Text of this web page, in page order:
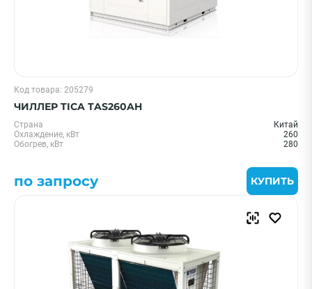
Код товара: 205279
ЧИЛЛЕР TICA TAS260AH
Страна
Китай
Охлаждение, кВт
260
Обогрев, кВт
280
по запросу КУПИТЬ